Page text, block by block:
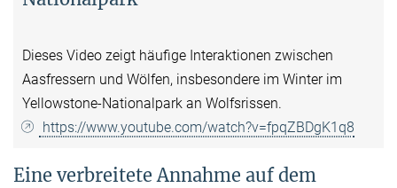
Dieses Video zeigt häufige Interaktionen zwischen
Aasfressern und Wölfen, insbesondere im Winter im
Yellowstone-Nationalpark an Wolfsrissen.
https://www.youtube.com/watch?v=fpqZBDgK1q8
Eine verbreitete Annahme auf dem